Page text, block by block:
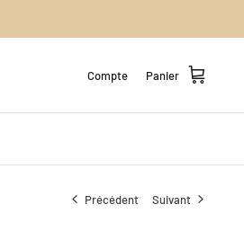
Compte Panier
Précédent Suivant